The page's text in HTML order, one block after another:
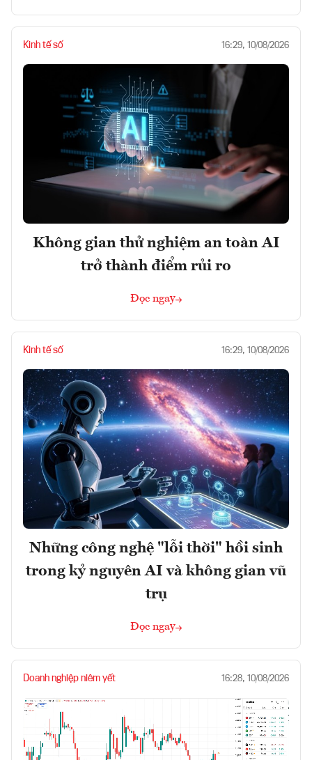
Kinh tế số 16:29, 10/08/2026
Không gian thử nghiệm an toàn AI
trở thành điểm rủi ro
Đọc ngay
Kinh tế số 16:29, 10/08/2026
Những công nghệ "lỗi thời" hồi sinh
trong kỷ nguyên AI và không gian vũ
trụ
Đọc ngay
Doanh nghiệp niêm yết 16:28, 10/08/2026